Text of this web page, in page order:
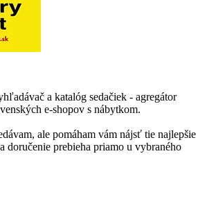
a katalóg sedačiek - agregátor
e-shopov s nábytkom.
ale pomáham vám nájsť tie najlepšie
doručenie prebieha priamo u vybraného